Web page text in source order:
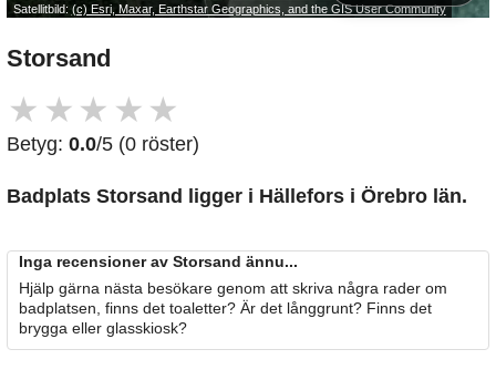
Satellitbild: (c) Esri, Maxar, Earthstar Geographics, and the GIS User Community
Storsand
★ ★ ★ ★ ★
Betyg: 0.0/5 (0 röster)
Badplats Storsand ligger i Hällefors i Örebro län.
Inga recensioner av Storsand ännu...
Hjälp gärna nästa besökare genom att skriva några rader om
badplatsen, finns det toaletter? Är det långgrunt? Finns det
brygga eller glasskiosk?